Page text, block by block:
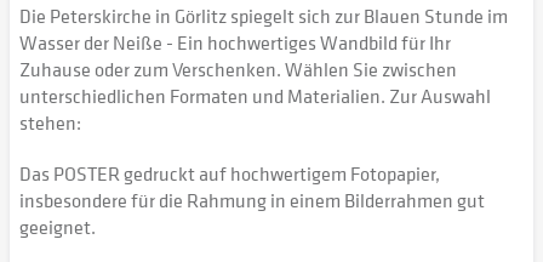
Die Peterskirche in Görlitz spiegelt sich zur Blauen Stunde im
Wasser der Neiße - Ein hochwertiges Wandbild für Ihr
Zuhause oder zum Verschenken. Wählen Sie zwischen
unterschiedlichen Formaten und Materialien. Zur Auswahl
stehen:
Das POSTER gedruckt auf hochwertigem Fotopapier,
insbesondere für die Rahmung in einem Bilderrahmen gut
geeignet.